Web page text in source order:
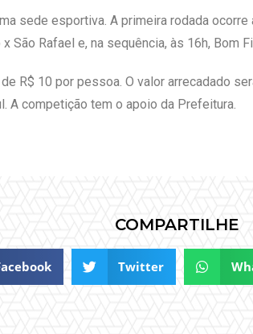
sede esportiva. A primeira rodada ocorre
São Rafael e, na sequência, às 16h, Bom
R$ 10 por pessoa. O valor arrecadado
A competição tem o apoio da Prefeitura.
COMPARTILHE
Twitter